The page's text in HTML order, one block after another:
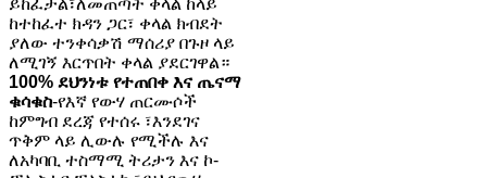
ይከፈታል፣ለመጠጣት ቀላል ከላይ
ከተከፈተ ክዳን ጋር፣ ቀላል ክብደት
ያለው ተንቀሳቃሽ ማሰሪያ በጉዞ ላይ
ለሚገኝ እርጥበት ቀላል ያደርገዋል።
100% ደህንነቱ የተጠበቀ እና ጤናማ
ቁሳቁስ-የእኛ የውሃ ጠርሙሶች
ከምግብ ደረጃ የተሰሩ ፣እንደገና
ጥቅም ላይ ሊውሉ የሚችሉ እና
ለአካባቢ ተስማሚ ትሪታን እና ኮ-